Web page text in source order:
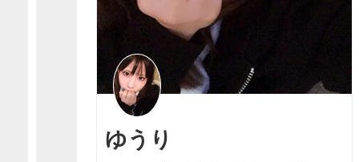
ゆうり